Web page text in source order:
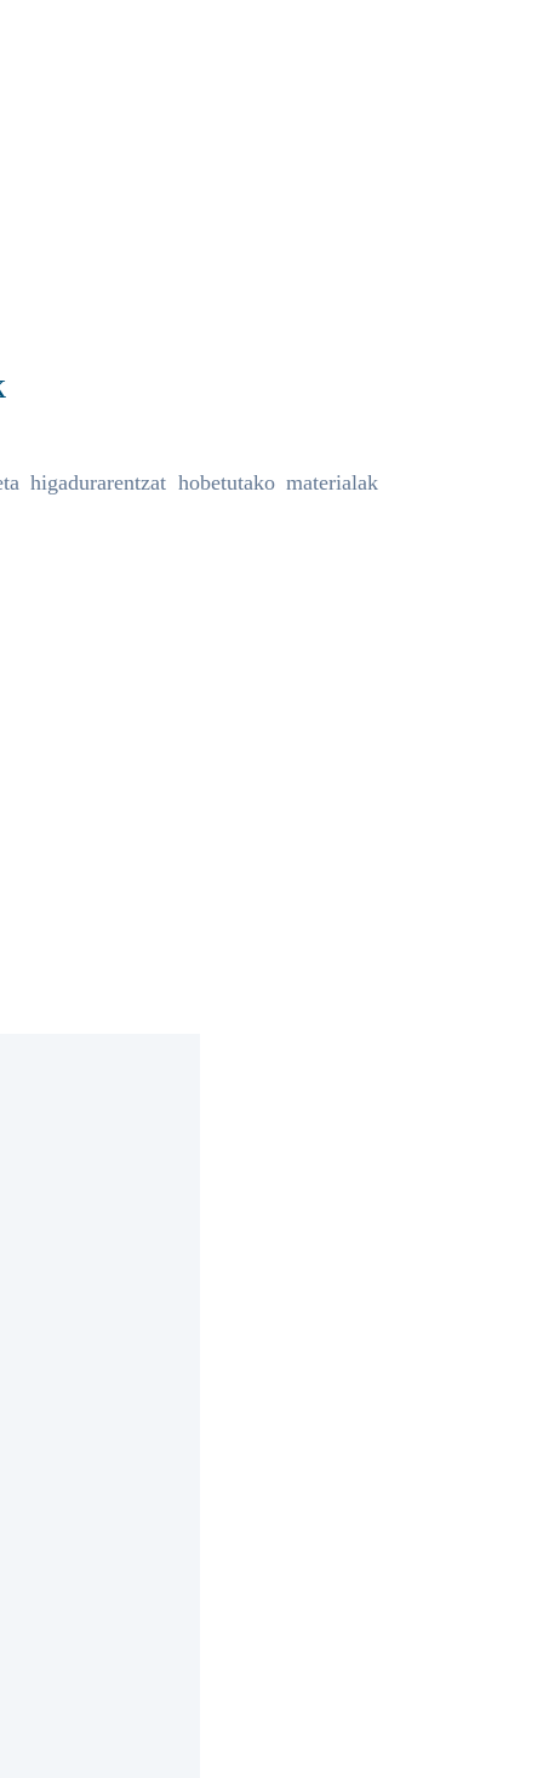
higadurarentzat hobetutako materialak